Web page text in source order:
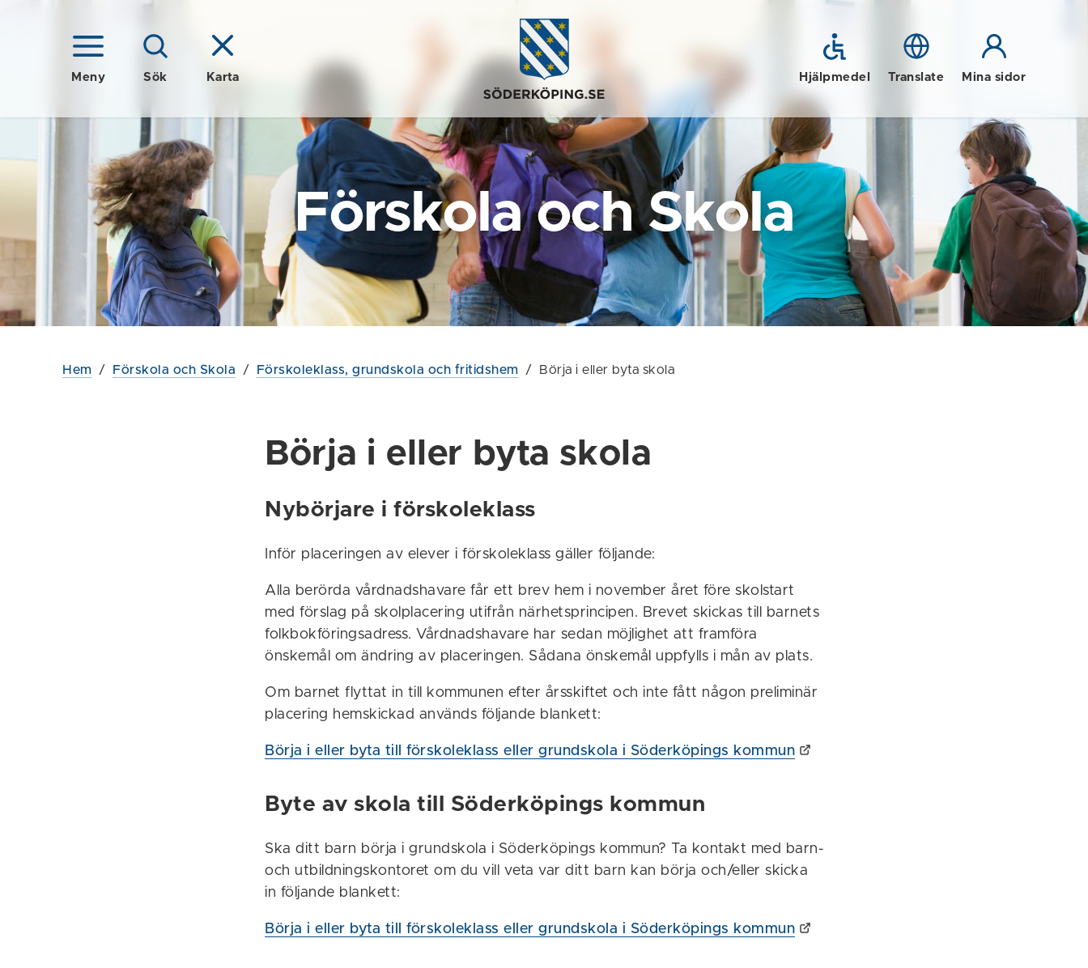
Meny Sök Karta Hjälpmedel Translate Mina sidor
Förskola och Skola
Hem / Förskola och Skola / Förskoleklass, grundskola och fritidshem / Börja i eller byta skola
Börja i eller byta skola
Nybörjare i förskoleklass
Inför placeringen av elever i förskoleklass gäller följande:
Alla berörda vårdnadshavare får ett brev hem i november året före skolstart
med förslag på skolplacering utifrån närhetsprincipen. Brevet skickas till barnets
folkbokföringsadress. Vårdnadshavare har sedan möjlighet att framföra
önskemål om ändring av placeringen. Sådana önskemål uppfylls i mån av plats.
Om barnet flyttat in till kommunen efter årsskiftet och inte fått någon preliminär
placering hemskickad används följande blankett:
Börja i eller byta till förskoleklass eller grundskola i Söderköpings kommun
Byte av skola till Söderköpings kommun
Ska ditt barn börja i grundskola i Söderköpings kommun? Ta kontakt med barn-
och utbildningskontoret om du vill veta var ditt barn kan börja och/eller skicka
in följande blankett:
Börja i eller byta till förskoleklass eller grundskola i Söderköpings kommun